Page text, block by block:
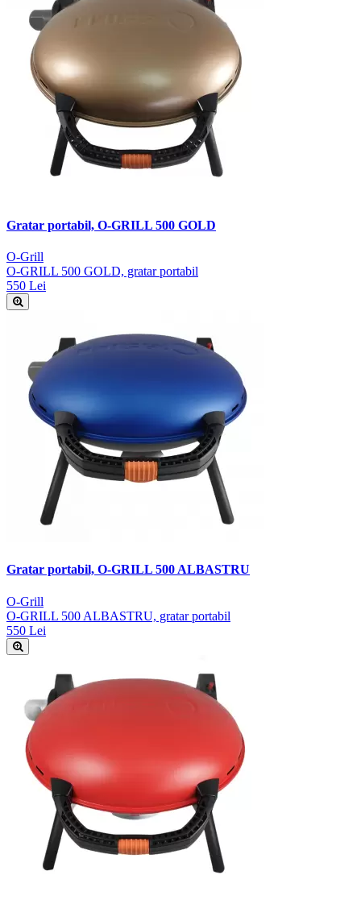
Gratar portabil, O-GRILL 500 GOLD
O-Grill
O-GRILL 500 GOLD, gratar portabil
550 Lei
Gratar portabil, O-GRILL 500 ALBASTRU
O-Grill
O-GRILL 500 ALBASTRU, gratar portabil
550 Lei